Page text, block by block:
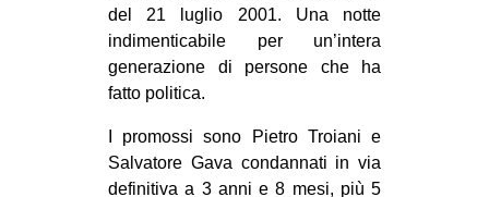
REPRESSIONE
STUDENTI
ARTE
CINEMA
del 21 luglio 2001. Una notte
indimenticabile per un’intera
generazione di persone che ha
fatto politica.
I promossi sono Pietro Troiani e
Salvatore Gava condannati in via
definitiva a 3 anni e 8 mesi, più 5